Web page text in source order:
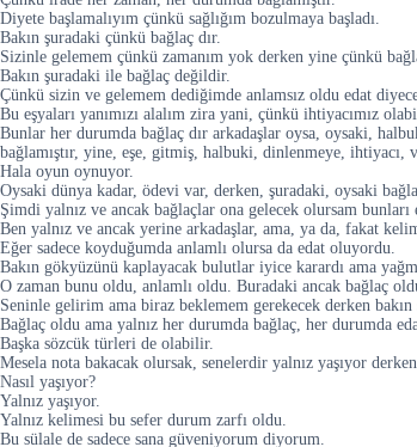
Diyete başlamalıyım çünkü sağlığım bozulmaya başladı.
Bakın şuradaki çünkü bağlaç dır.
Sizinle gelemem çünkü zamanım yok derken yine çünkü
Bakın şuradaki ile bağlaç değildir.
Çünkü sizin ve gelemem dediğimde anlamsız oldu edat
Bu eşyaları yanımızı alalım zira yani, çünkü ihtiyacımız
Bunlar her durumda bağlaç dır arkadaşlar oysa, oysaki,
bağlamıştır, yine, eşe, gitmiş, halbuki, dinlenmeye, ihtiyacı,
Hala oyun oynuyor.
Oysaki dünya kadar, ödevi var, derken, şuradaki, oysaki
Şimdi yalnız ve ancak bağlaçlar ona gelecek olursam
Ben yalnız ve ancak yerine arkadaşlar, ama, ya da, fakat
Eğer sadece koyduğumda anlamlı olursa da edat oluyordu.
Bakın gökyüzünü kaplayacak bulutlar iyice karardı ama
O zaman bunu oldu, anlamlı oldu. Buradaki ancak bağlaç
Seninle gelirim ama biraz beklemem gerekecek derken
Bağlaç oldu ama yalnız her durumda bağlaç, her durumda
Başka sözcük türleri de olabilir.
Mesela nota bakacak olursak, senelerdir yalnız yaşıyor
Nasıl yaşıyor?
Yalnız yaşıyor.
Yalnız kelimesi bu sefer durum zarfı oldu.
Bu sülale de sadece sana güveniyorum diyorum.